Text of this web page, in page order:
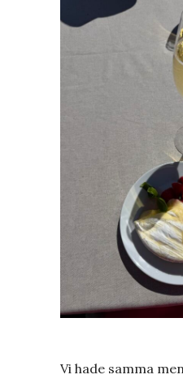
Vi hade samma